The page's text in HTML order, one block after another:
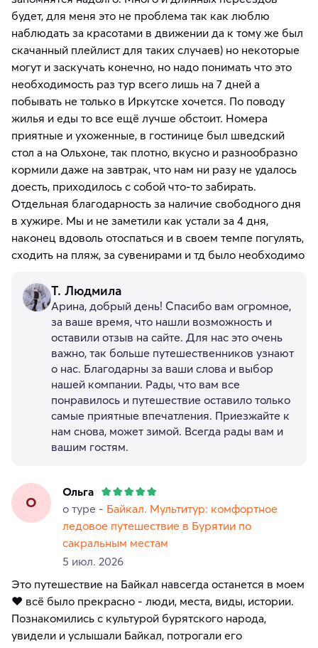
будет, для меня это не проблема так как люблю
наблюдать за красотами в движении да к тому же был
скачанный плейлист для таких случаев) но некоторые
могут и заскучать конечно, но надо понимать что это
необходимость раз тур всего лишь на 7 дней а
побывать не только в Иркутске хочется. По поводу
жилья и еды то все ещё лучше обстоит. Номера
приятные и ухоженные, в гостинице был шведский
стол а на Ольхоне, так плотно, вкусно и разнообразно
кормили даже на завтрак, что нам ни разу не удалось
доесть, приходилось с собой что-то забирать.
Отдельная благодарность за наличие свободного дня
в хужире. Мы и не заметили как устали за 4 дня,
наконец вдоволь отоспаться и в своем темпе погулять,
сходить на пляж, за сувенирами и тд было необходимо
Т. Людмила
Арина, добрый день! Спасибо вам огромное,
за ваше время, что нашли возможность и
оставили отзыв на сайте. Для нас это очень
важно, так больше путешественников узнают
о нас. Благодарны за ваши слова и выбор
нашей компании. Рады, что вам все
понравилось и путешествие оставило только
самые приятные впечатления. Приезжайте к
нам снова, может зимой. Всегда рады вам и
вашим гостям.
О
Ольга
о туре - Байкал. Мультитур: комфортное
ледовое путешествие в Бурятии по
сакральным местам
5 июл. 2026
Это путешествие на Байкал навсегда останется в моем
❤️ всё было прекрасно - люди, места, виды, истории.
Познакомились с культурой бурятского народа,
увидели и услышали Байкал, потрогали его